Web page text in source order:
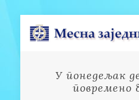
У понедељак
повремено